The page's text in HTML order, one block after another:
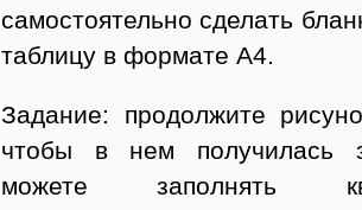
самостоятельно сделать
таблицу в формате А4.
Задание: продолжите
чтобы в нем получилась
можете заполнять